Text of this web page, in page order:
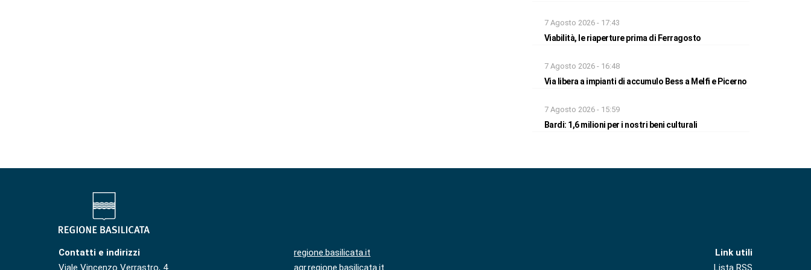
7 Agosto 2026 - 17:43
Viabilità, le riaperture prima di Ferragosto
7 Agosto 2026 - 16:48
Via libera a impianti di accumulo Bess a Melfi e Picerno
7 Agosto 2026 - 15:59
Bardi: 1,6 milioni per i nostri beni culturali
Contatti e indirizzi
Viale Vincenzo Verrastro, 4
regione.basilicata.it
agr.regione.basilicata.it
Link utili
Lista RSS